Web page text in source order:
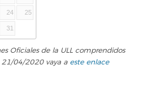
24 25
31
Oficiales de la ULL comprendidos
04/2020 vaya a este enlace